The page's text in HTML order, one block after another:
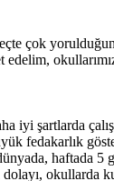
çok
iyi şartlarda
fedakarlık
haftada 5
okullarda